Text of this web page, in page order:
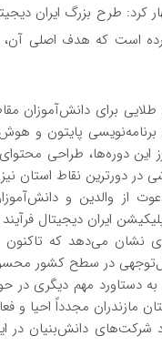
کرد: طرح بزرگ ایران
است که هدف اصلی آن،
برای دانش‌آموزان
برنامه‌نویسی پایتون
این دوره‌ها، طراحی
دورترین نقاط استان نیز
از والدین و
ایران دیجیتال
در سطح کشور
مازندران مجدداً احیا و
شرکت‌های دانش‌بنیان در